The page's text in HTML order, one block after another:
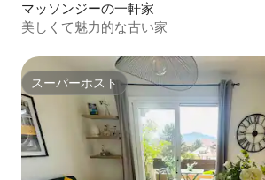
マッソンジーの一軒家
美しくて魅力的な古い家
スーパーホスト
スーパーホスト